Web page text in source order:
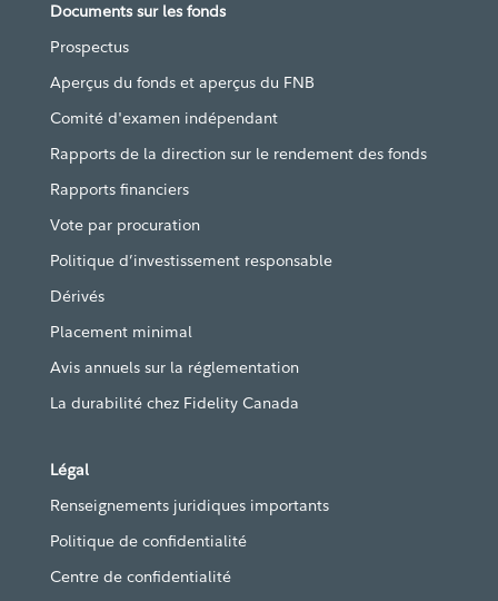
Documents sur les fonds
Prospectus
Aperçus du fonds et aperçus du FNB
Comité d'examen indépendant
Rapports de la direction sur le rendement des fonds
Rapports financiers
Vote par procuration
Politique d’investissement responsable
Dérivés
Placement minimal
Avis annuels sur la réglementation
La durabilité chez Fidelity Canada
Légal
Renseignements juridiques importants
Politique de confidentialité
Centre de confidentialité